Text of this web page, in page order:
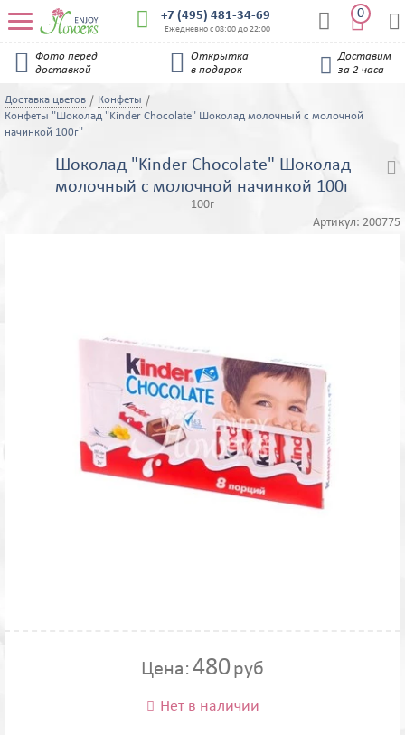
 +7 (495) 481-34-69
Ежедневно с 08:00 до 22:00  
0 

Фото перед
доставкой

Открытка
в подарок

Доставим
за 2 часа
Доставка цветов
Конфеты
Конфеты "Шоколад "Kinder Chocolate" Шоколад молочный с молочной
начинкой 100г"
Шоколад "Kinder Chocolate" Шоколад
молочный с молочной начинкой 100г
100г
Артикул: 200775
Цена: 480руб
 Нет в наличии
